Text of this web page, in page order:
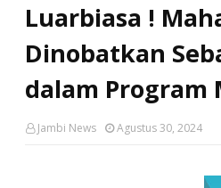
Luarbiasa !
Dinobatkan
dalam Program
Jambi News Agustus 30, 2024